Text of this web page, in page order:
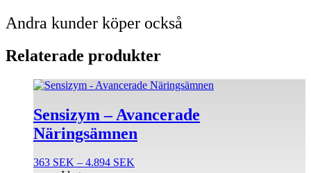
Andra kunder köper också
Relaterade produkter
Sensizym – Avancerade
Näringsämnen
363 SEK – 4.894 SEK
Den
produkten
har
flera
De